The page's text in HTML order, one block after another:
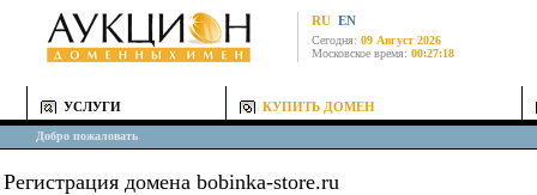
RU EN
Сегодня: 09 Август 2026
Московское время: 00:27:18
УСЛУГИ КУПИТЬ ДОМЕН
Добро пожаловать
Регистрация домена bobinka-store.ru